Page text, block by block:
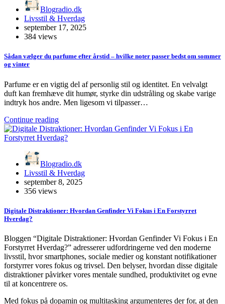
Blogradio.dk
Livsstil & Hverdag
september 17, 2025
384 views
Sådan vælger du parfume efter årstid – hvilke noter passer bedst om sommer
og vinter
Parfume er en vigtig del af personlig stil og identitet. En velvalgt
duft kan fremhæve dit humør, styrke din udstråling og skabe varige
indtryk hos andre. Men ligesom vi tilpasser…
Continue reading
Blogradio.dk
Livsstil & Hverdag
september 8, 2025
356 views
Digitale Distraktioner: Hvordan Genfinder Vi Fokus i En Forstyrret
Hverdag?
Bloggen “Digitale Distraktioner: Hvordan Genfinder Vi Fokus i En
Forstyrret Hverdag?” adresserer udfordringerne ved den moderne
livsstil, hvor smartphones, sociale medier og konstant notifikationer
forstyrrer vores fokus og trivsel. Den belyser, hvordan disse digitale
distraktioner påvirker vores mentale sundhed, produktivitet og evne
til at koncentrere os.
Med fokus på dopamin og multitasking argumenteres der for, at den